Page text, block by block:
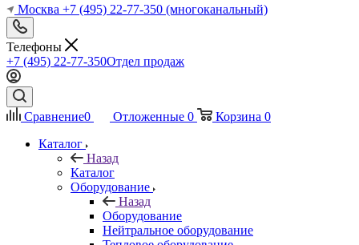
Москва +7 (495) 22-77-350 (многоканальный)
Телефоны
+7 (495) 22-77-350Отдел продаж
Сравнение0 Отложенные 0 Корзина 0
Каталог
Назад
Каталог
Оборудование
Назад
Оборудование
Нейтральное оборудование